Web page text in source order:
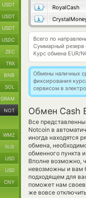
RoyalCash
Всего по
Суммарный резерв
Курс обмена EUR/
Обмены наличных
фиксирования
сервисом в
Обмен Cash
Все
Notcoin в
иногда находятся
обмена,
обменного пункта
Вполне возможно,
невозможны и вам
подходящем для
поможет нам
же вовсе
USDT
USDT
USDT
USDC
ZEC
TRX
BNB
SOL
GRAM
NOT
WMZ
RUB
USD
USD
CNY